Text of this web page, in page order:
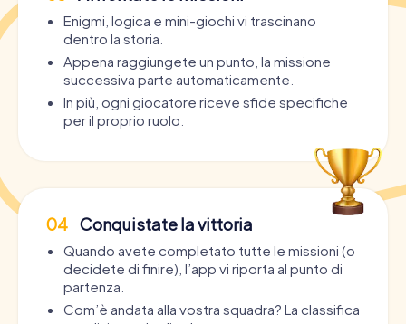
Enigmi, logica e mini-giochi vi trascinano
dentro la storia.
Appena raggiungete un punto, la missione
successiva parte automaticamente.
In più, ogni giocatore riceve sfide specifiche
per il proprio ruolo.
04 Conquistate la vittoria
Quando avete completato tutte le missioni (o
decidete di finire), l’app vi riporta al punto di
partenza.
Com’è andata alla vostra squadra? La classifica